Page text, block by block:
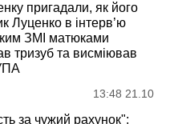
пригадали, як його
Луценко в інтерв’ю
ЗМІ матюками
тризуб та висміював
13:48 21.10
за чужий рахунок":